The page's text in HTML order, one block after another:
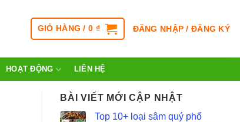
GIỎ HÀNG /0 ₫ ĐĂNG NHẬP / ĐĂNG KÝ
HOẠT ĐỘNG LIÊN HỆ
BÀI VIẾT MỚI CẬP NHẬT
Top 10+ loại sâm quý phổ